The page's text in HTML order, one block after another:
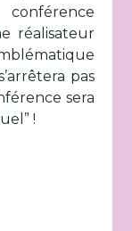
réalisateur
pas
sera
!